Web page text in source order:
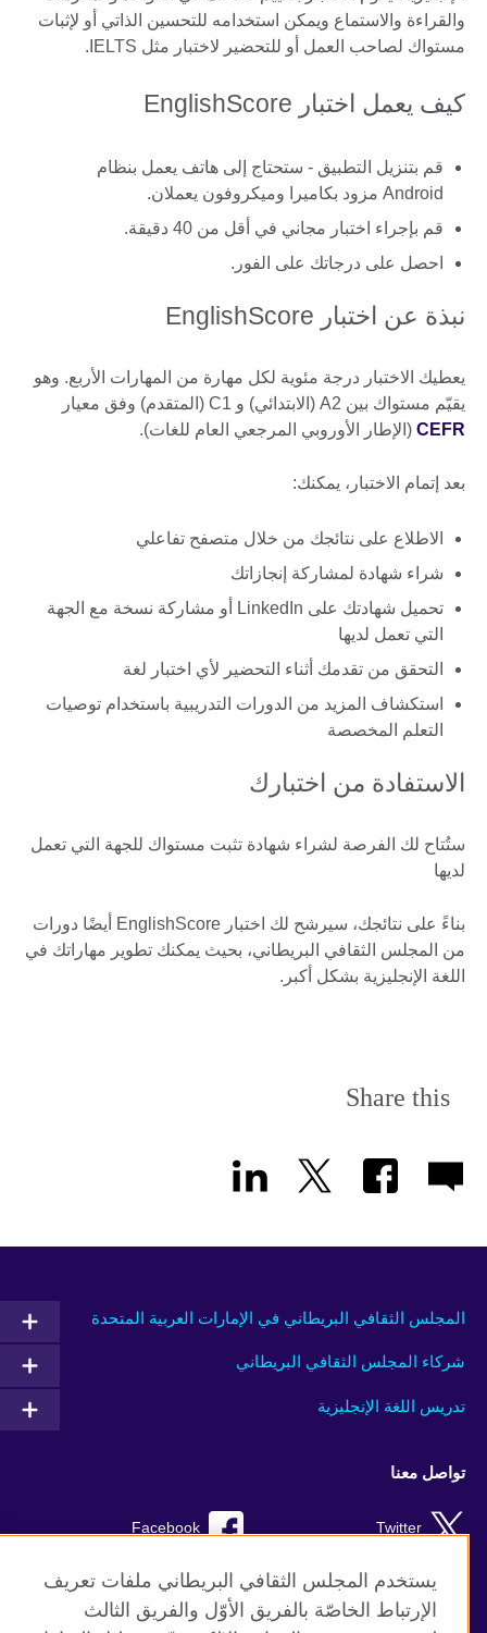
والقراءة والاستماع ويمكن استخدامه للتحسين الذاتي أو لإثبات
مستواك لصاحب العمل أو للتحضير لاختبار مثل IELTS.
كيف يعمل اختبار EnglishScore
قم بتنزيل التطبيق - ستحتاج إلى هاتف يعمل بنظام
Android مزود بكاميرا وميكروفون يعملان.
قم بإجراء اختبار مجاني في أقل من 40 دقيقة.
احصل على درجاتك على الفور.
نبذة عن اختبار EnglishScore
يعطيك الاختبار درجة مئوية لكل مهارة من المهارات الأربع. وهو
يقيّم مستواك بين A2 (الابتدائي) و C1 (المتقدم) وفق معيار
CEFR (الإطار الأوروبي المرجعي العام للغات).
بعد إتمام الاختبار، يمكنك:
الاطلاع على نتائجك من خلال متصفح تفاعلي
شراء شهادة لمشاركة إنجازاتك
تحميل شهادتك على LinkedIn أو مشاركة نسخة مع الجهة
التي تعمل لديها
التحقق من تقدمك أثناء التحضير لأي اختبار لغة
استكشاف المزيد من الدورات التدريبية باستخدام توصيات
التعلم المخصصة
الاستفادة من اختبارك
ستُتاح لك الفرصة لشراء شهادة تثبت مستواك للجهة التي تعمل
لديها
بناءً على نتائجك، سيرشح لك اختبار EnglishScore أيضًا دورات
من المجلس الثقافي البريطاني، بحيث يمكنك تطوير مهاراتك في
اللغة الإنجليزية بشكل أكبر.
Share this
المجلس الثقافي البريطاني في الإمارات العربية المتحدة
شركاء المجلس الثقافي البريطاني
تدريس اللغة الإنجليزية
تواصل معنا
Facebook Twitter
Instagram RSS
TikTok
يستخدم المجلس الثقافي البريطاني ملفات تعريف
الإرتباط الخاصّة بالفريق الأوّل والفريق الثالث